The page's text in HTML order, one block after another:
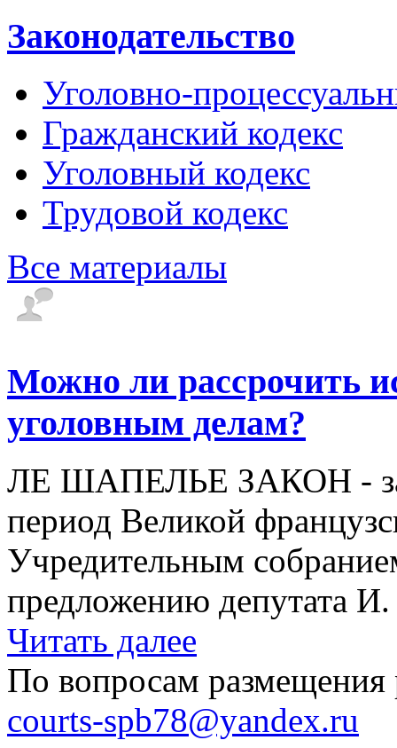
Законодательство
Уголовно-
Гражданский кодекс
Уголовный кодекс
Трудовой кодекс
Все материалы
Можно ли рассрочить
уголовным делам?
ЛЕ ШАПЕЛЬЕ ЗАКОН -
период Великой
Учредительным
предложению депутата
Читать далее
По вопросам размещения
courts-spb78@yandex.ru